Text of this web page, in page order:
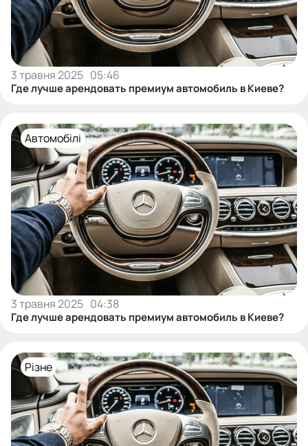
3 травня 2025 05:46
Где лучше арендовать премиум автомобиль в Киеве?
Автомобілі
3 травня 2025 04:38
Где лучше арендовать премиум автомобиль в Киеве?
Різне